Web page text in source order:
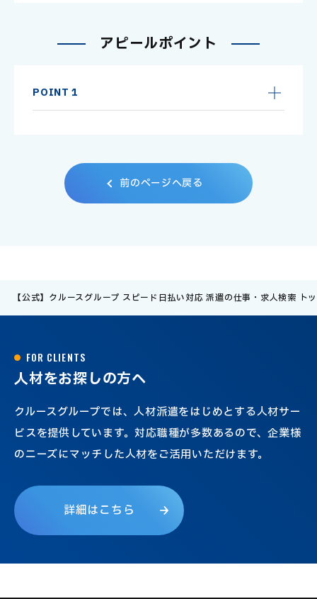
ア ピールポイン ト
POINT 1
前のページへ戻る
【公式】クルースグループ スピード日払い対応 派遣の仕事・求人検索 ト
FOR CLIENTS
人材をお探しの方へ
クルースグループでは、人材派遣をはじめとする人材サー
ビスを提供しています。対応職種が多数あるので、企業様
のニーズにマッチした人材をご活用いただけます。
詳細はこち ら